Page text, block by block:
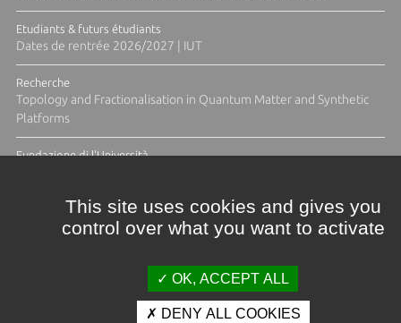
Etudiants & futurs étudiants
Dates de rentrée 2026/2027 | IUT
Recherche
Topology and Fractionalisation in Quantum Matter and Synthetic
Platforms
Fundazione di l'Università
This site uses cookies and gives you
control over what you want to activate
OK, ACCEPT ALL
DENY ALL COOKIES